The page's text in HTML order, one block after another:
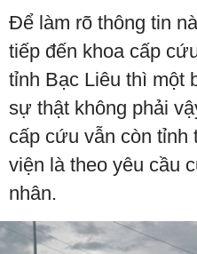
Để làm rõ thông tin
tiếp đến khoa cấp
tỉnh Bạc Liêu thì một
sự thật không phải
cấp cứu vẫn còn tỉnh
viện là theo yêu cầu
nhân.